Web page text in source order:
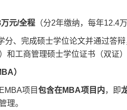
元/全程 （分2年缴纳，每年12.4万
分、完成硕士学位论文并通过答
和工商管理硕士学位证书（双证）
）
项目包含在MBA项目内，即
理。